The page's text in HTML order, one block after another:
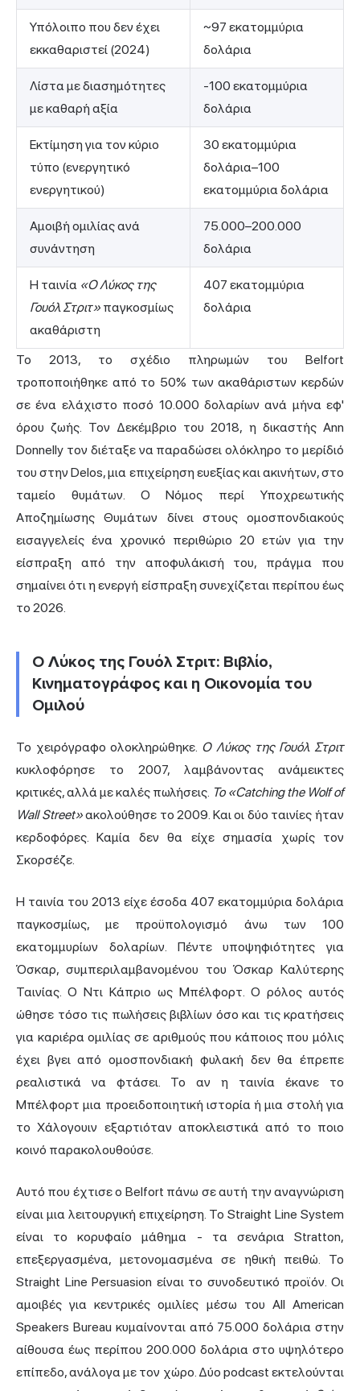
Υπόλοιπο που δεν έχει
εκκαθαριστεί (2024)
~97 εκατομμύρια
δολάρια
Λίστα με διασημότητες
με καθαρή αξία
-100 εκατομμύρια
δολάρια
Εκτίμηση για τον κύριο
τύπο (ενεργητικό
ενεργητικού)
30 εκατομμύρια
δολάρια–100
εκατομμύρια δολάρια
Αμοιβή ομιλίας ανά
συνάντηση
75.000–200.000
δολάρια
Η ταινία «Ο Λύκος της
Γουόλ Στριτ» παγκοσμίως
ακαθάριστη
407 εκατομμύρια
δολάρια
Το 2013, το σχέδιο πληρωμών του Belfort
τροποποιήθηκε από το 50% των ακαθάριστων κερδών
σε ένα ελάχιστο ποσό 10.000 δολαρίων ανά μήνα εφ'
όρου ζωής. Τον Δεκέμβριο του 2018, η δικαστής Ann
Donnelly τον διέταξε να παραδώσει ολόκληρο το μερίδιό
του στην Delos, μια επιχείρηση ευεξίας και ακινήτων, στο
ταμείο θυμάτων. Ο Νόμος περί Υποχρεωτικής
Αποζημίωσης Θυμάτων δίνει στους ομοσπονδιακούς
εισαγγελείς ένα χρονικό περιθώριο 20 ετών για την
είσπραξη από την αποφυλάκισή του, πράγμα που
σημαίνει ότι η ενεργή είσπραξη συνεχίζεται περίπου έως
το 2026.
Ο Λύκος της Γουόλ Στριτ: Βιβλίο,
Κινηματογράφος και η Οικονομία του
Ομιλού
Το χειρόγραφο ολοκληρώθηκε. Ο Λύκος της Γουόλ Στριτ
κυκλοφόρησε το 2007, λαμβάνοντας ανάμεικτες
κριτικές, αλλά με καλές πωλήσεις. Το «Catching the Wolf of
Wall Street»ακολούθησε το 2009. Και οι δύο ταινίες ήταν
κερδοφόρες. Καμία δεν θα είχε σημασία χωρίς τον
Σκορσέζε.
Η ταινία του 2013 είχε έσοδα 407 εκατομμύρια δολάρια
παγκοσμίως, με προϋπολογισμό άνω των 100
εκατομμυρίων δολαρίων. Πέντε υποψηφιότητες για
Όσκαρ, συμπεριλαμβανομένου του Όσκαρ Καλύτερης
Ταινίας. Ο Ντι Κάπριο ως Μπέλφορτ. Ο ρόλος αυτός
ώθησε τόσο τις πωλήσεις βιβλίων όσο και τις κρατήσεις
για καριέρα ομιλίας σε αριθμούς που κάποιος που μόλις
έχει βγει από ομοσπονδιακή φυλακή δεν θα έπρεπε
ρεαλιστικά να φτάσει. Το αν η ταινία έκανε το
Μπέλφορτ μια προειδοποιητική ιστορία ή μια στολή για
το Χάλογουιν εξαρτιόταν αποκλειστικά από το ποιο
κοινό παρακολουθούσε.
Αυτό που έχτισε ο Belfort πάνω σε αυτή την αναγνώριση
είναι μια λειτουργική επιχείρηση. Το Straight Line System
είναι το κορυφαίο μάθημα - τα σενάρια Stratton,
επεξεργασμένα, μετονομασμένα σε ηθική πειθώ. Το
Straight Line Persuasion είναι το συνοδευτικό προϊόν. Οι
αμοιβές για κεντρικές ομιλίες μέσω του All American
Speakers Bureau κυμαίνονται από 75.000 δολάρια στην
αίθουσα έως περίπου 200.000 δολάρια στο υψηλότερο
επίπεδο, ανάλογα με τον χώρο. Δύο podcast εκτελούνται